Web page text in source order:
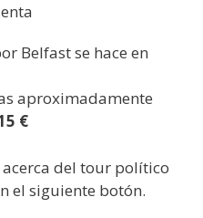
Belfast se hace en
aproximadamente
€
del tour político
el siguiente botón.